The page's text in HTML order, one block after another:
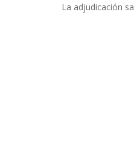
La adjudicación